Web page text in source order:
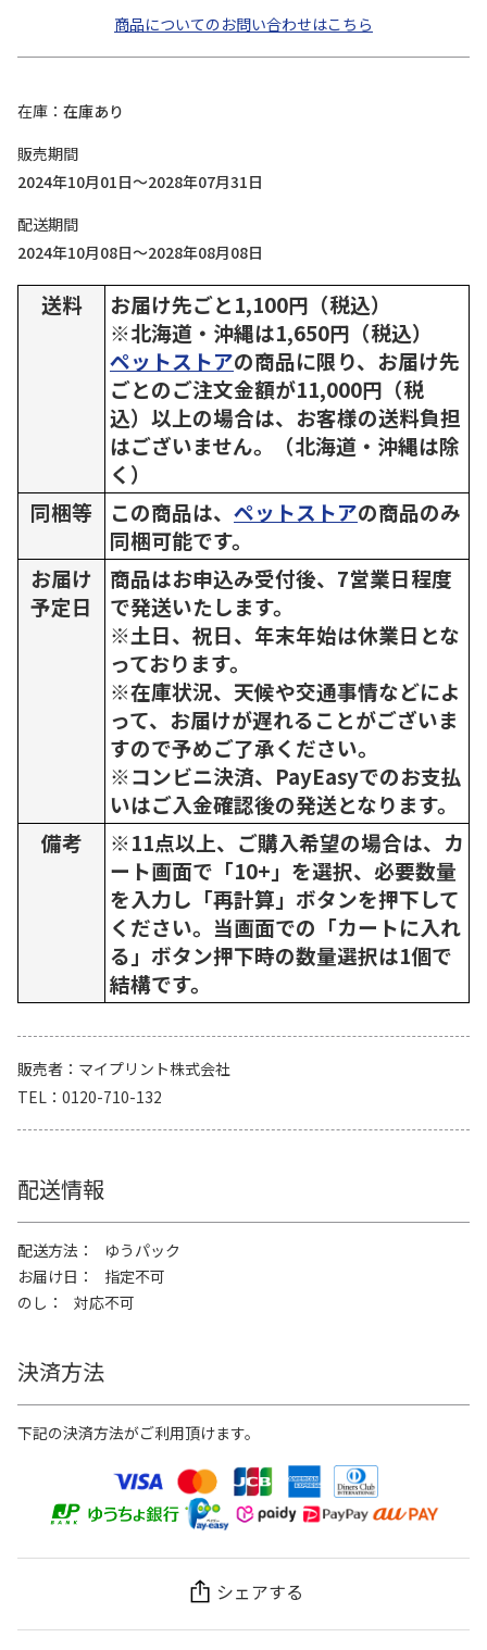
商品についてのお問い合わせはこちら
在庫
在庫あり
販売期間
2024年10月01日～2028年07月31日
配送期間
2024年10月08日～2028年08月08日
送料
お届け先ごと1,100円（税込）
※北海道・沖縄は1,650円（税込）
ペットストアの商品に限り、お届け先
ごとのご注文金額が11,000円（税
込）以上の場合は、お客様の送料負担
はございません。（北海道・沖縄は除
く）
同梱等
この商品は、 ペットストアの商品のみ
同梱可能です。
お届け
予定日
商品はお申込み受付後、7営業日程度
で発送いたします。
※土日、祝日、年末年始は休業日とな
っております。
※在庫状況、天候や交通事情などによ
って、お届けが遅れることがございま
すので予めご了承ください。
※コンビニ決済、PayEasyでのお支払
いはご入金確認後の発送となります。
備考
※11点以上、ご購入希望の場合は、カ
ート画面で「10+」を選択、必要数量
を入力し「再計算」ボタンを押下して
ください。当画面での「カートに入れ
る」ボタン押下時の数量選択は1個で
結構です。
販売者
マイプリント株式会社
TEL
0120-710-132
配送情報
配送方法
ゆうパック
お届け日
指定不可
のし
対応不可
決済方法
下記の決済方法がご利用頂けます。
シェアする